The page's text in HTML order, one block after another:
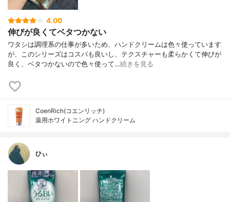
4.00
伸びが良くてベタつかない
ワタシは調理系の仕事が多いため、ハンドクリームは色々使っています
が、このシリーズはコスパも良いし、テクスチャーも柔らかくて伸びが
良く、ベタつかないので色々使って…続きを見る
CoenRich(コエンリッチ)
薬用ホワイトニング ハンドクリーム
ひぃ